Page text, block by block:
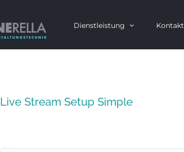
Dienstleistung Kontakt
Live Stream Setup Simple